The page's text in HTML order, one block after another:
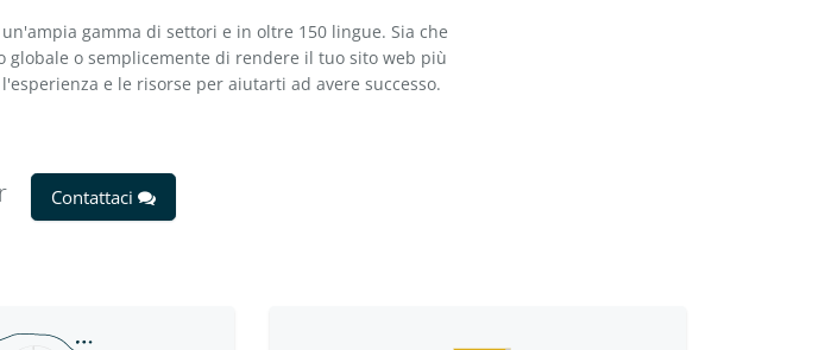
gamma di settori e in oltre 150 lingue. Sia che
o semplicemente di rendere il tuo sito web più
e le risorse per aiutarti ad avere successo.
Contattaci